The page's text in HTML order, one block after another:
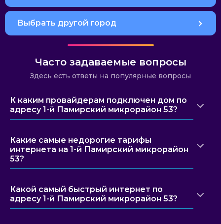
Выбрать другой город
Часто задаваемые вопросы
Здесь есть ответы на популярные вопросы
К каким провайдерам подключен дом по
адресу 1-й Памирский микрорайон 53?
Какие самые недорогие тарифы
интернета на 1-й Памирский микрорайон
53?
Какой самый быстрый интернет по
адресу 1-й Памирский микрорайон 53?